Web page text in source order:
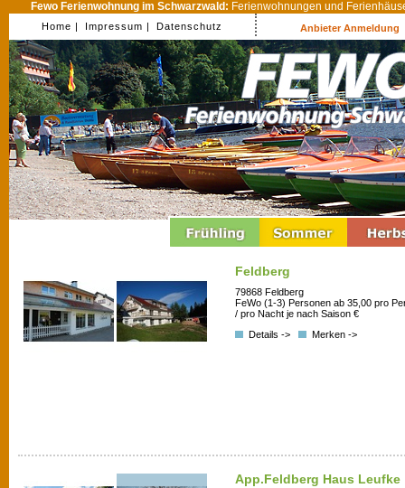
Fewo Ferienwohnung im Schwarzwald: Ferienwohnungen und
Home | Impressum | Datenschutz Anbieter Anmeldung
Feldberg
79868 Feldberg
FeWo (1-3) Personen ab 35,00 pro
/ pro Nacht je nach Saison €
Details ->
Merken ->
App.Feldberg Haus Leufke